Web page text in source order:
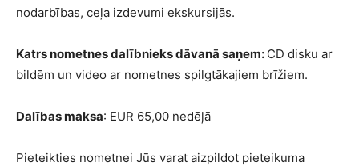
nodarbības, ceļa izdevumi ekskursijās.
Katrs nometnes dalībnieks dāvanā saņem: CD disku ar
bildēm un video ar nometnes spilgtākajiem brīžiem.
Dalības maksa: EUR 65,00 nedēļā
Pieteikties nometnei Jūs varat aizpildot pieteikuma